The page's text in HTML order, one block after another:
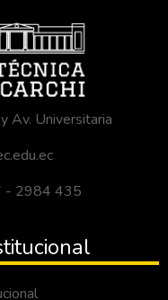
Av. Universitaria
- 2984 435